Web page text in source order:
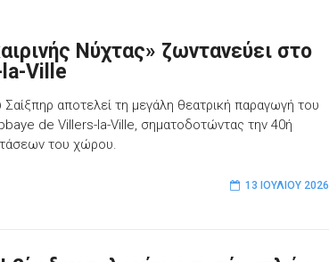
Νύχτας» ζωντανεύει στο
Ville
αποτελεί τη μεγάλη θεατρική παραγωγή του
de Villers-la-Ville, σηματοδοτώντας την 40ή
του χώρου.
13 ΙΟΥΛΊΟΥ 2026